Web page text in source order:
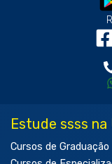
Estude ssss na
Cursos de Graduação